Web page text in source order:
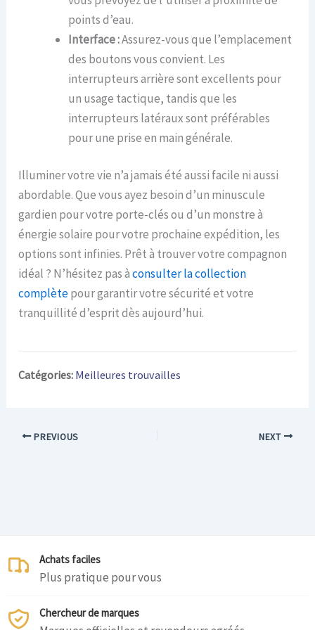
points d’eau.
Interface :Assurez-vous que l’emplacement
des boutons vous convient. Les
interrupteurs arrière sont excellents pour
un usage tactique, tandis que les
interrupteurs latéraux sont préférables
pour une prise en main générale.
Illuminer votre vie n’a jamais été aussi facile ni aussi
abordable. Que vous ayez besoin d’un minuscule
gardien pour votre porte-clés ou d’un monstre à
énergie solaire pour votre prochaine expédition, les
options sont infinies. Prêt à trouver votre compagnon
idéal ? N’hésitez pas àconsulter la collection
complètepour garantir votre sécurité et votre
tranquillité d’esprit dès aujourd’hui.
Catégories: Meilleures trouvailles
PREVIOUS NEXT
Achats faciles
Plus pratique pour vous
Chercheur de marques